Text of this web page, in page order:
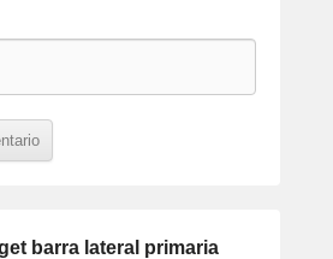
barra lateral primaria